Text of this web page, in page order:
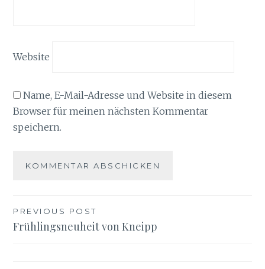
Website
Name, E-Mail-Adresse und Website in diesem
Browser für meinen nächsten Kommentar
speichern.
Beitragsnavigation
PREVIOUS POST
Frühlingsneuheit von Kneipp